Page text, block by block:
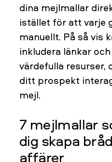
dina mejlmallar
istället för att varje
manuellt. På så vis
inkludera länkar
värdefulla resurser,
ditt prospekt
mejl.
7 mejlmallar
dig skapa
affärer